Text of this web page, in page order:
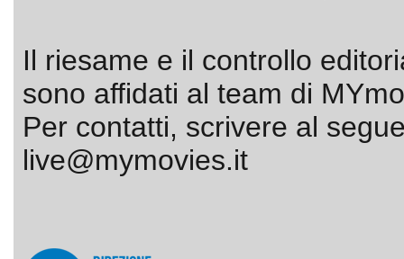
Il riesame e il controllo
sono affidati al team di
Per contatti, scrivere al
live@mymovies.it